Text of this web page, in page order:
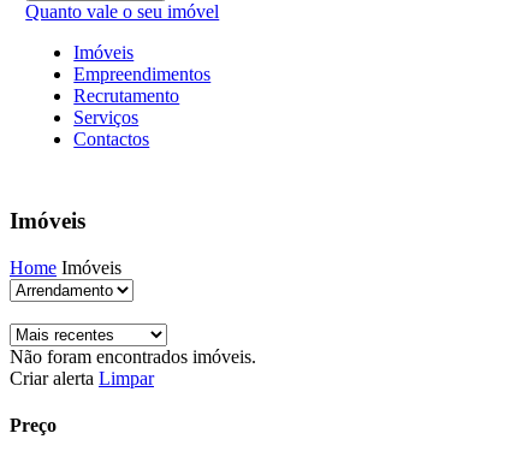
Quanto vale o seu imóvel
Imóveis
Empreendimentos
Recrutamento
Serviços
Contactos
Imóveis
Home Imóveis
Não foram encontrados imóveis.
Criar alerta Limpar
Preço